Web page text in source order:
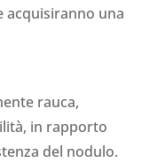
acquisiranno una
rauca,
in rapporto
del nodulo.